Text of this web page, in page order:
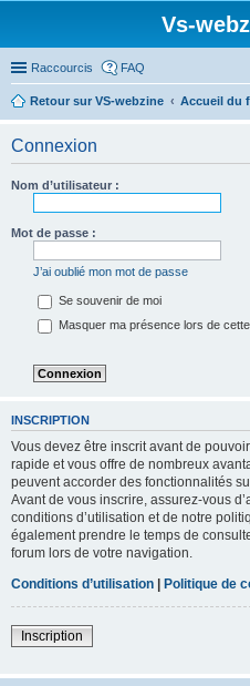
Vs-
Raccourcis FAQ
Retour sur VS-webzine Accueil du
Connexion
Nom d’utilisateur :
Mot de passe :
J’ai oublié mon mot de passe
Se souvenir de moi
Masquer ma présence lors de
INSCRIPTION
Vous devez être inscrit avant de
rapide et vous offre de nombreux
peuvent accorder des fonctionnalités
Avant de vous inscrire, assurez-vous
conditions d’utilisation et de notre
également prendre le temps de
forum lors de votre navigation.
Conditions d’utilisation | Politique de
Inscription